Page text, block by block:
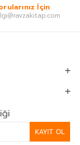
İçin
KAYIT OL